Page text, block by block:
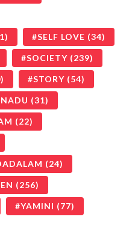
SELF LOVE (34)
SOCIETY (239)
STORY (54)
(31)
(22)
(24)
(256)
YAMINI (77)